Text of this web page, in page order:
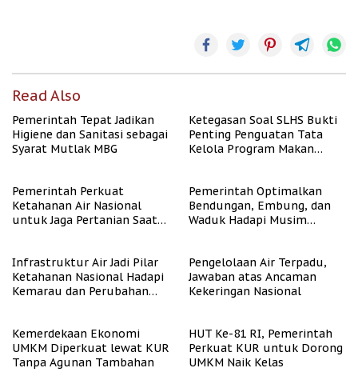
Read Also
Pemerintah Tepat Jadikan
Higiene dan Sanitasi sebagai
Syarat Mutlak MBG
Ketegasan Soal SLHS Bukti
Penting Penguatan Tata
Kelola Program Makan
Pemerintah Perkuat
Ketahanan Air Nasional
untuk Jaga Pertanian Saat
Pemerintah Optimalkan
Bendungan, Embung, dan
Waduk Hadapi Musim
Infrastruktur Air Jadi Pilar
Ketahanan Nasional Hadapi
Kemarau dan Perubahan
Pengelolaan Air Terpadu,
Jawaban atas Ancaman
Kekeringan Nasional
Kemerdekaan Ekonomi
UMKM Diperkuat lewat KUR
Tanpa Agunan Tambahan
HUT Ke-81 RI, Pemerintah
Perkuat KUR untuk Dorong
UMKM Naik Kelas